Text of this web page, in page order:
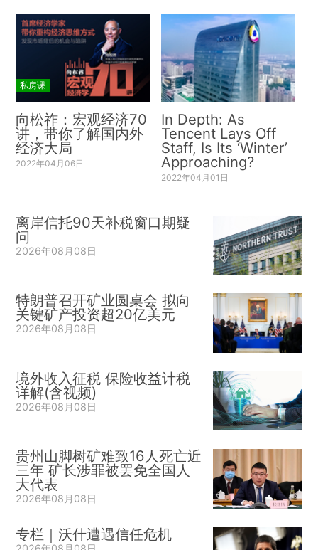
私房课
向松祚：宏观经济70
讲，带你了解国内外
经济大局
2022年04月06日
In Depth: As
Tencent Lays Off
Staff, Is Its ‘Winter’
Approaching?
2022年04月01日
离岸信托90天补税窗口期疑
问
2026年08月08日
特朗普召开矿业圆桌会 拟向
关键矿产投资超20亿美元
2026年08月08日
境外收入征税 保险收益计税
详解(含视频)
2026年08月08日
贵州山脚树矿难致16人死亡近
三年 矿长涉罪被罢免全国人
大代表
2026年08月08日
专栏｜沃什遭遇信任危机